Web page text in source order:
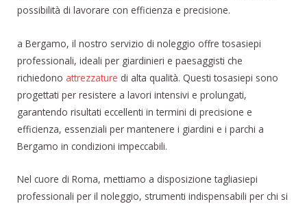
possibilità di lavorare con efficienza e precisione.
a Bergamo, il nostro servizio di noleggio offre tosasiepi
professionali, ideali per giardinieri e paesaggisti che
richiedono attrezzature di alta qualità. Questi tosasiepi sono
progettati per resistere a lavori intensivi e prolungati,
garantendo risultati eccellenti in termini di precisione e
efficienza, essenziali per mantenere i giardini e i parchi a
Bergamo in condizioni impeccabili.
Nel cuore di Roma, mettiamo a disposizione tagliasiepi
professionali per il noleggio, strumenti indispensabili per chi si